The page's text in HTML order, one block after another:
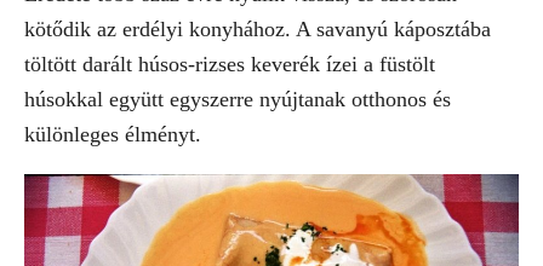
kötődik az erdélyi konyhához. A savanyú káposztába
töltött darált húsos-rizses keverék ízei a füstölt
húsokkal együtt egyszerre nyújtanak otthonos és
különleges élményt.